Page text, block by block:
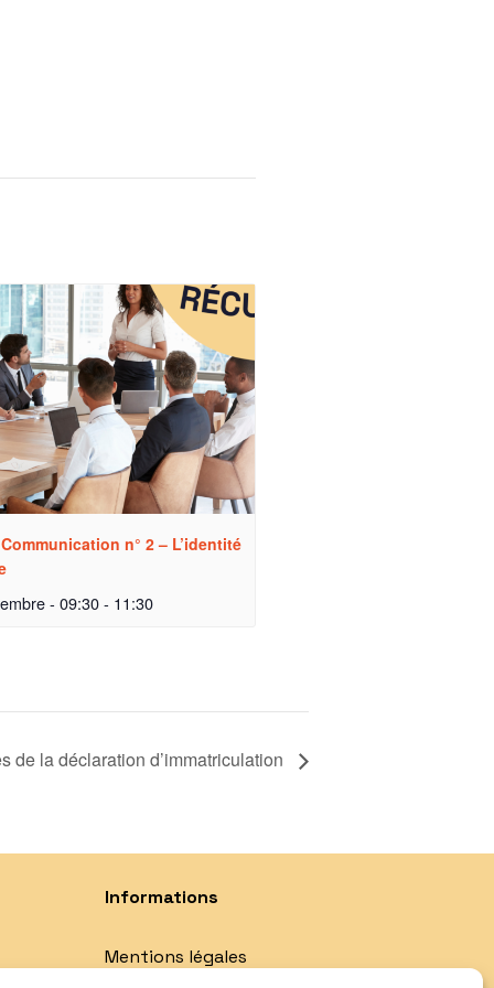
n° 2 – L’identité
- 09:30 - 11:30
de la déclaration d’immatriculation
Informations
Mentions légales